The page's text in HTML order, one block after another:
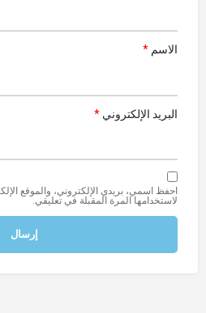
الاسم *
البريد الإلكتروني *
احفظ اسمي، بريدي الإلكتروني، والموقع
لاستخدامها المرة المقبلة في تعليقي.